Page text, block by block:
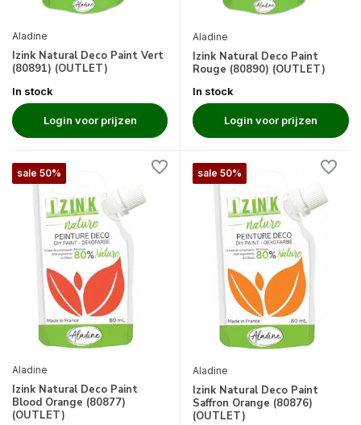
Aladine
Izink Natural Deco Paint Vert
(80891) (OUTLET)
In stock
Login voor prijzen
Aladine
Izink Natural Deco Paint
Rouge (80890) (OUTLET)
In stock
Login voor prijzen
sale 50%
Aladine
Izink Natural Deco Paint
Blood Orange (80877)
(OUTLET)
sale 50%
Aladine
Izink Natural Deco Paint
Saffron Orange (80876)
(OUTLET)